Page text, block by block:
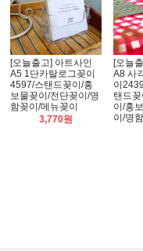
[오늘출고] 아트사인
A5 1단카탈로그꽂이
4597/스탠드꽂이/홍
보물꽂이/전단꽂이/명
함꽂이/메뉴꽂이
3,770원
[오늘
A8 사
이
탠드
이/홍
이/명